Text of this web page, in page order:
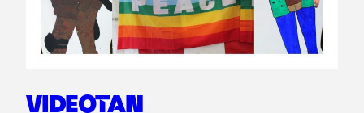
VIDEOTAN